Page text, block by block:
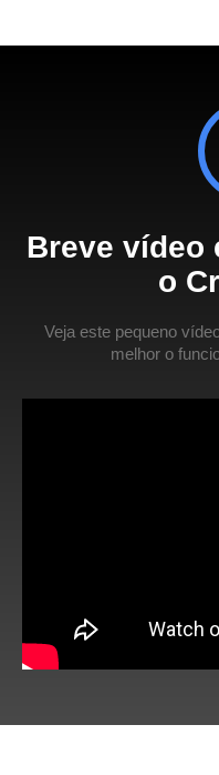
Breve vídeo
o
Veja este pequeno
melhor o